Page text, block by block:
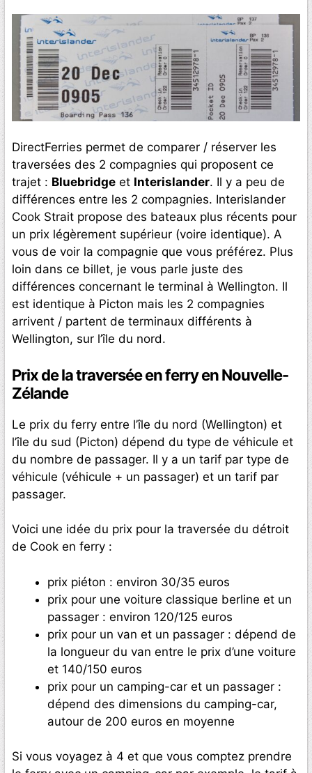
DirectFerries permet de comparer / réserver les
traversées des 2 compagnies qui proposent ce
trajet : Bluebridge et Interislander. Il y a peu de
différences entre les 2 compagnies. Interislander
Cook Strait propose des bateaux plus récents pour
un prix légèrement supérieur (voire identique). A
vous de voir la compagnie que vous préférez. Plus
loin dans ce billet, je vous parle juste des
différences concernant le terminal à Wellington. Il
est identique à Picton mais les 2 compagnies
arrivent / partent de terminaux différents à
Wellington, sur l’île du nord.
Prix de la traversée en ferry en Nouvelle-
Zélande
Le prix du ferry entre l’île du nord (Wellington) et
l’île du sud (Picton) dépend du type de véhicule et
du nombre de passager. Il y a un tarif par type de
véhicule (véhicule + un passager) et un tarif par
passager.
Voici une idée du prix pour la traversée du détroit
de Cook en ferry :
prix piéton : environ 30/35 euros
prix pour une voiture classique berline et un
passager : environ 120/125 euros
prix pour un van et un passager : dépend de
la longueur du van entre le prix d’une voiture
et 140/150 euros
prix pour un camping-car et un passager :
dépend des dimensions du camping-car,
autour de 200 euros en moyenne
Si vous voyagez à 4 et que vous comptez prendre